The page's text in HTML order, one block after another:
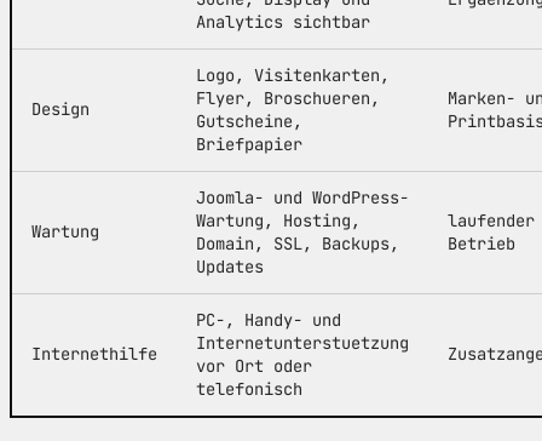
Analytics sichtbar
Design
Logo, Visitenkarten,
Flyer, Broschueren,
Gutscheine,
Briefpapier
Marken-
Wartung
Joomla- und WordPress-
Wartung, Hosting,
Domain, SSL, Backups,
Updates
laufender
Betrieb
Internethilfe
PC-, Handy- und
Internetunterstuetzung
vor Ort oder
telefonisch